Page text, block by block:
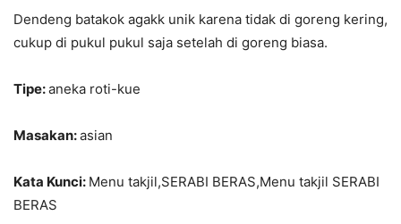
Dendeng batakok agakk unik karena tidak di goreng kering,
cukup di pukul pukul saja setelah di goreng biasa.
Tipe:aneka roti-kue
Masakan:asian
Kata Kunci: Menu takjil,SERABI BERAS,Menu takjil SERABI
BERAS